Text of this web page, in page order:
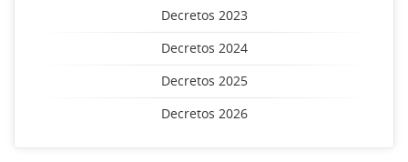
Decretos 2023
Decretos 2024
Decretos 2025
Decretos 2026